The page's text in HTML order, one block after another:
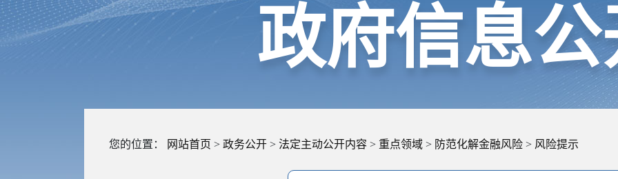
政府信息
您的位置： 网站首页 > 政务公开 > 法定主动公开内容 > 重点领域 > 防范化解金融风险 > 风险提示